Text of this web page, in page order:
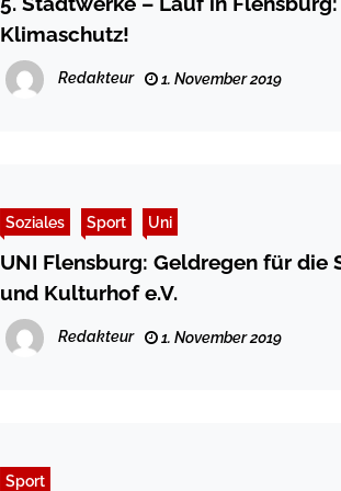
Klimaschutz!
Redakteur 1. November 2019
Soziales Sport Uni
UNI Flensburg: Geldregen für die
und Kulturhof e.V.
Redakteur 1. November 2019
Sport